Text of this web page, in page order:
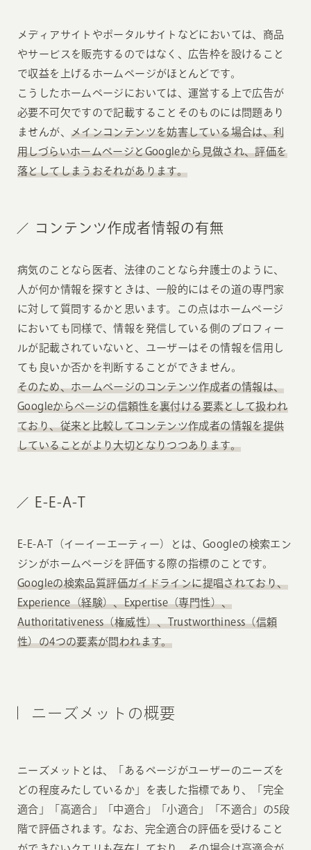
メディアサイトやポータルサイトなどにおいては、商品
やサービスを販売するのではなく、広告枠を設けること
で収益を上げるホームページがほとんどです。
こうしたホームページにおいては、運営する上で広告が
必要不可欠ですので記載することそのものには問題あり
ませんが、 メインコンテンツを妨害している場合は、利
用しづらいホームページとGoogleから見做され、評価を
落としてしまうおそれがあります。
コンテンツ作成者情報の有無
病気のことなら医者、法律のことなら弁護士のように、
人が何か情報を探すときは、一般的にはその道の専門家
に対して質問するかと思います。この点はホームページ
においても同様で、情報を発信している側のプロフィー
ルが記載されていないと、ユーザーはその情報を信用し
ても良いか否かを判断することができません。
そのため、ホームページのコンテンツ作成者の情報は、
Googleからページの信頼性を裏付ける要素として扱われ
ており、従来と比較してコンテンツ作成者の情報を提供
していることがより大切となりつつあります。
E-E-A-T
E-E-A-T（イーイーエーティー）とは、Googleの検索エン
ジンがホームページを評価する際の指標のことです。
Googleの検索品質評価ガイドラインに提唱されており、
Experience（経験）、Expertise（専門性）、
Authoritativeness（権威性）、Trustworthiness（信頼
性）の4つの要素が問われます。
ニーズメットの概要
ニーズメットとは、「あるページがユーザーのニーズを
どの程度みたしているか」を表した指標であり、「完全
適合」「高適合」「中適合」「小適合」「不適合」の5段
階で評価されます。なお、完全適合の評価を受けること